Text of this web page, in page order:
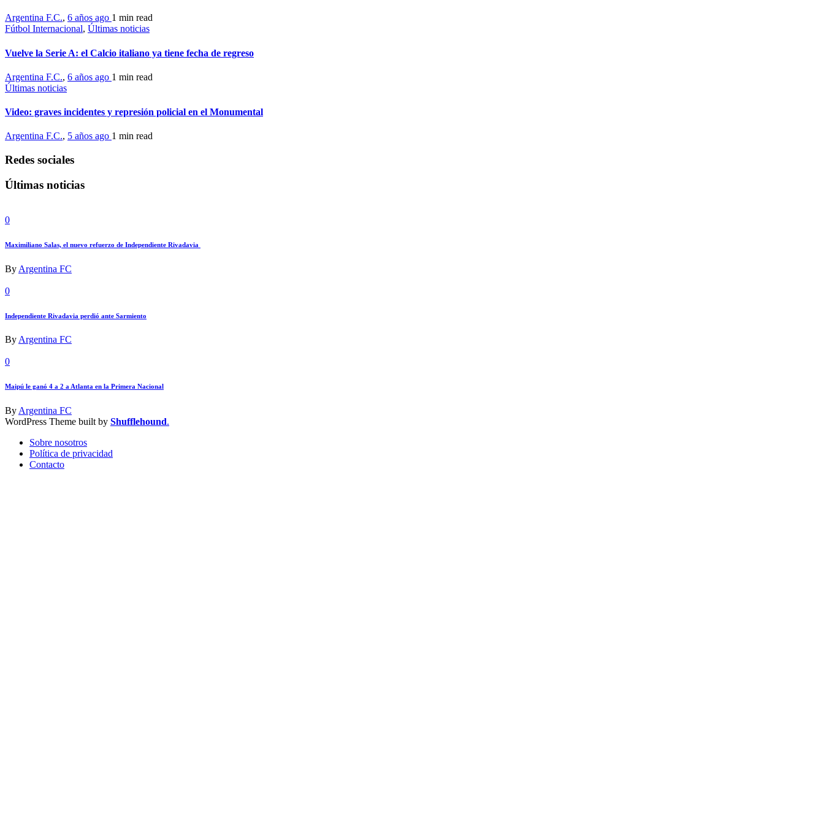
Argentina F.C., 6 años ago 1 min read
Fútbol Internacional, Últimas noticias
Vuelve la Serie A: el Calcio italiano ya tiene fecha de regreso
Argentina F.C., 6 años ago 1 min read
Últimas noticias
Video: graves incidentes y represión policial en el Monumental
Argentina F.C., 5 años ago 1 min read
Redes sociales
Últimas noticias
0
Maximiliano Salas, el nuevo refuerzo de Independiente Rivadavia
By Argentina FC
0
Independiente Rivadavia perdió ante Sarmiento
ByArgentina FC
0
Maipú le ganó 4 a 2 a Atlanta en la Primera Nacional
ByArgentina FC
WordPress Theme built by Shufflehound.
Sobre nosotros
Política de privacidad
Contacto